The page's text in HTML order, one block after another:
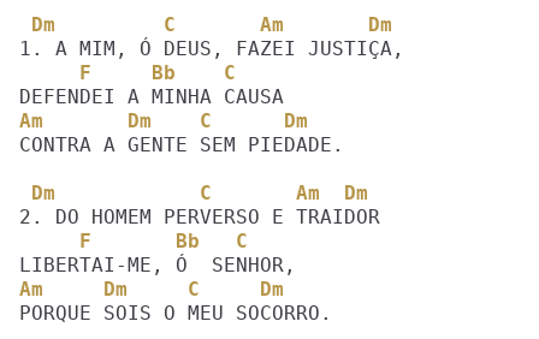
Dm         C       Am       Dm
     F     Bb    C
Am       Dm    C      Dm
CONTRA A GENTE SEM PIEDADE.
Dm            C       Am  Dm
     F       Bb   C
Am     Dm     C     Dm
PORQUE SOIS O MEU SOCORRO.